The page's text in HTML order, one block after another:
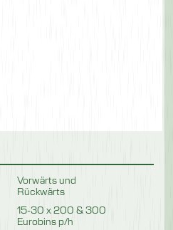
Vorwärts und
Rückwärts
15-30 x 200 & 300
Eurobins p/h